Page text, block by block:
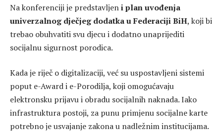
Na konferenciji je predstavljeni plan uvođenja
univerzalnog dječjeg dodatka u Federaciji BiH, koji bi
trebao obuhvatiti svu djecu i dodatno unaprijediti
socijalnu sigurnost porodica.
Kada je riječ o digitalizaciji, već su uspostavljeni sistemi
poput e-Award i e-Porodilja, koji omogućavaju
elektronsku prijavu i obradu socijalnih naknada. Iako
infrastruktura postoji, za punu primjenu socijalne karte
potrebno je usvajanje zakona u nadležnim institucijama.